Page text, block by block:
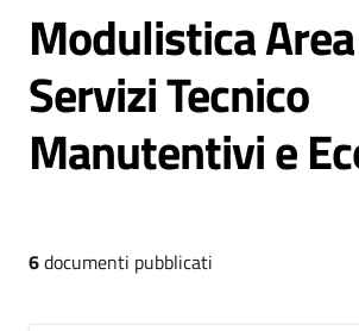
Modulistica
Servizi Tecnico
Manutentivi e
6documenti pubblicati